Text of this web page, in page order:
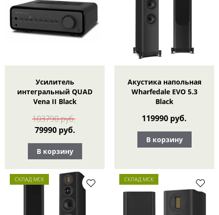
Усилитель
интегральный QUAD
Vena II Black
103790 руб.
79990 руб.
В корзину
Акустика напольная
Wharfedale EVO 5.3
Black
119990 руб.
В корзину
СКЛАД МСК СКЛАД МСК